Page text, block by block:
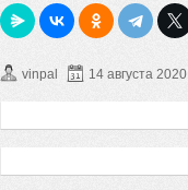
vinpal 14 августа 2020